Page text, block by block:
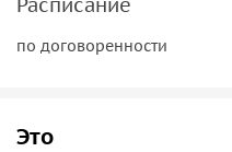
В стоимость экскурсий
Туристы оплачивают
по договоренности
Это